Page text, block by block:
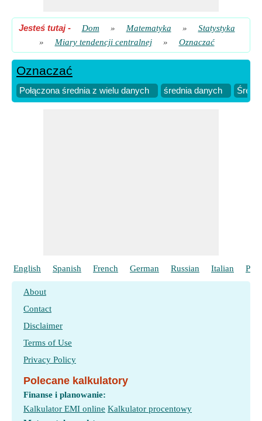
Jesteś tutaj- Dom » Matematyka »
Statystyka
»
Miary tendencji centralnej » Oznaczać
Oznaczać
Połączona średnia z wielu danych średnia danych
English Spanish French German Russian Italian
About
Contact
Disclaimer
Terms of Use
Privacy Policy
Polecane kalkulatory
Finanse i planowanie:
Kalkulator EMI online Kalkulator procentowy